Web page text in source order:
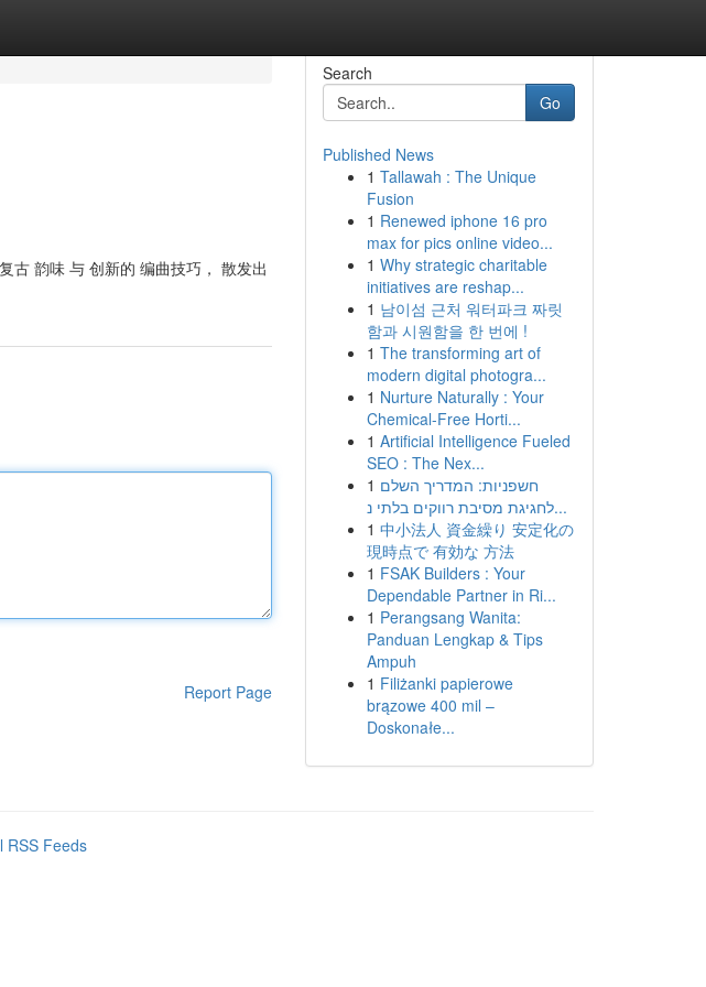
韵味 与 创新的 编曲技巧， 散发出
Report Page
Search
Go
Published News
1 Tallawah : The Unique
Fusion
1 Renewed iphone 16 pro
max for pics online video...
1 Why strategic charitable
initiatives are reshap...
1 남이섬 근처 워터파크 짜릿
함과 시원함을 한 번에 !
1 The transforming art of
modern digital photogra...
1 Nurture Naturally : Your
Chemical-Free Horti...
1 Artificial Intelligence Fueled
SEO : The Nex...
1 חשפניות: המדריך השלם
לחגיגת מסיבת רווקים בלתי נ...
1 中小法人 資金繰り 安定化の
現時点で 有効な 方法
1 FSAK Builders : Your
Dependable Partner in Ri...
1 Perangsang Wanita:
Panduan Lengkap & Tips
Ampuh
1 Filiżanki papierowe
brązowe 400 mil –
Doskonałe...
RSS Feeds